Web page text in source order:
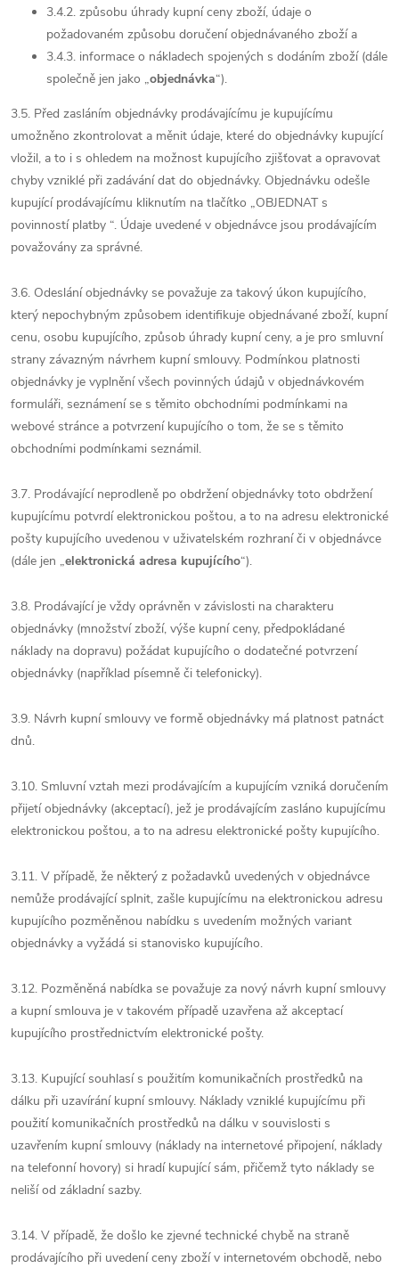
3.4.2. způsobu úhrady kupní ceny zboží, údaje o
požadovaném způsobu doručení objednávaného zboží a
3.4.3. informace o nákladech spojených s dodáním zboží (dále
společně jen jako „objednávka“).
3.5. Před zasláním objednávky prodávajícímu je kupujícímu
umožněno zkontrolovat a měnit údaje, které do objednávky kupující
vložil, a to i s ohledem na možnost kupujícího zjišťovat a opravovat
chyby vzniklé při zadávání dat do objednávky. Objednávku odešle
kupující prodávajícímu kliknutím na tlačítko „OBJEDNAT s
povinností platby “. Údaje uvedené v objednávce jsou prodávajícím
považovány za správné.
3.6. Odeslání objednávky se považuje za takový úkon kupujícího,
který nepochybným způsobem identifikuje objednávané zboží, kupní
cenu, osobu kupujícího, způsob úhrady kupní ceny, a je pro smluvní
strany závazným návrhem kupní smlouvy. Podmínkou platnosti
objednávky je vyplnění všech povinných údajů v objednávkovém
formuláři, seznámení se s těmito obchodními podmínkami na
webové stránce a potvrzení kupujícího o tom, že se s těmito
obchodními podmínkami seznámil.
3.7. Prodávající neprodleně po obdržení objednávky toto obdržení
kupujícímu potvrdí elektronickou poštou, a to na adresu elektronické
pošty kupujícího uvedenou v uživatelském rozhraní či v objednávce
(dále jen „elektronická adresa kupujícího“).
3.8. Prodávající je vždy oprávněn v závislosti na charakteru
objednávky (množství zboží, výše kupní ceny, předpokládané
náklady na dopravu) požádat kupujícího o dodatečné potvrzení
objednávky (například písemně či telefonicky).
3.9. Návrh kupní smlouvy ve formě objednávky má platnost patnáct
dnů.
3.10. Smluvní vztah mezi prodávajícím a kupujícím vzniká doručením
přijetí objednávky (akceptací), jež je prodávajícím zasláno kupujícímu
elektronickou poštou, a to na adresu elektronické pošty kupujícího.
3.11. V případě, že některý z požadavků uvedených v objednávce
nemůže prodávající splnit, zašle kupujícímu na elektronickou adresu
kupujícího pozměněnou nabídku s uvedením možných variant
objednávky a vyžádá si stanovisko kupujícího.
3.12. Pozměněná nabídka se považuje za nový návrh kupní smlouvy
a kupní smlouva je v takovém případě uzavřena až akceptací
kupujícího prostřednictvím elektronické pošty.
3.13. Kupující souhlasí s použitím komunikačních prostředků na
dálku při uzavírání kupní smlouvy. Náklady vzniklé kupujícímu při
použití komunikačních prostředků na dálku v souvislosti s
uzavřením kupní smlouvy (náklady na internetové připojení, náklady
na telefonní hovory) si hradí kupující sám, přičemž tyto náklady se
neliší od základní sazby.
3.14. V případě, že došlo ke zjevné technické chybě na straně
prodávajícího při uvedení ceny zboží v internetovém obchodě, nebo